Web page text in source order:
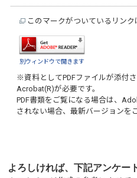
このマークがついているリン
別ウィンドウで開きます
※資料としてPDFファイルが添付さ
Acrobat(R)が必要です。
PDF書類をご覧になる場合は、
されない場合、最新バージョンを